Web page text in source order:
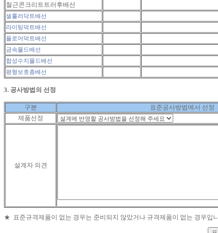
철근콘크리트트러후배선
셀룰러닥트배선
라이팅덕트배선
플로어덕트배선
금속몰드배선
합성수지몰드배선
평형보호층배선
3. 공사방법의 선정
구분
표준공사방법에서 선정
제품선정
설계자 의견
★ 표준규격제품이 없는 경우는 준비되지 않았거나 규격제품이 없는 경우입